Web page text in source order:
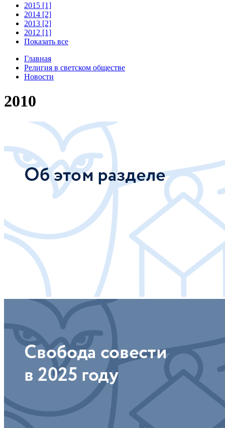
2015 [1]
2014 [2]
2013 [2]
2012 [1]
Показать все
Главная
Религия в светском обществе
Новости
2010